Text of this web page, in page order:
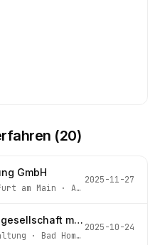
(20)
GmbH
am Main · Az.
2025-11-27
FSC Projektentwicklungsgesellschaft mbH
· Bad Homburg v.d. Höhe
2025-10-24